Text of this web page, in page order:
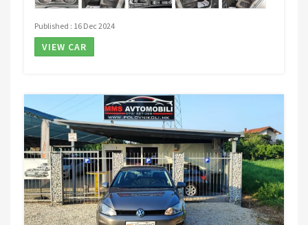
Published : 16 Dec 2024
VIEW CAR